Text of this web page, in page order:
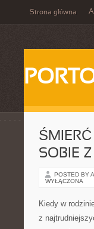
Strona główna
SOBIE
POSTED BY
WYŁĄCZONA
Kiedy w
z